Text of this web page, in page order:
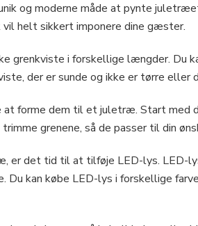
og moderne måde at pynte
helt sikkert imponere dine gæster.
grenkviste i forskellige længder. Du
der er sunde og ikke er tørre eller
at forme dem til et juletræ. Start
grenene, så de passer til din
er det tid til at tilføje LED-lys. LED-
Du kan købe LED-lys i forskellige